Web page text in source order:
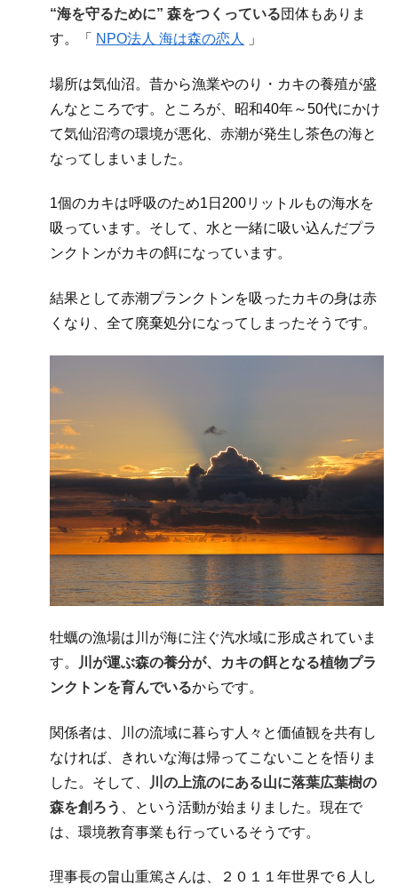
“海を守るために” 森をつくっている団体もありま
す。「
NPO法人 海は森の恋人 」
場所は気仙沼。昔から漁業やのり・カキの養殖が盛
んなところです。ところが、昭和40年～50代にかけ
て気仙沼湾の環境が悪化、赤潮が発生し茶色の海と
なってしまいました。
1個のカキは呼吸のため1日200リットルもの海水を
吸っています。そして、水と一緒に吸い込んだプラ
ンクトンがカキの餌になっています。
結果として赤潮プランクトンを吸ったカキの身は赤
くなり、全て廃棄処分になってしまったそうです。
牡蠣の漁場は川が海に注ぐ汽水域に形成されていま
す。
川が運ぶ森の養分が、カキの餌となる植物プラ
ンクトンを育んでいるからです。
関係者は、川の流域に暮らす人々と価値観を共有し
なければ、きれいな海は帰ってこないことを悟りま
した。そして、
川の上流のにある山に落葉広葉樹の
森を創ろう
、という活動が始まりました。現在で
は、環境教育事業も行っているそうです。
理事長の畠山重篤さんは、２０１１年世界で６人し